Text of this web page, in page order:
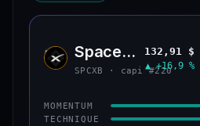
SPCX SpaceX
SPCXB · capi #220
132,91 $
▲ +16,9 %
MOMENTUM
TECHNIQUE